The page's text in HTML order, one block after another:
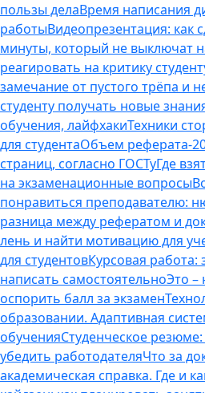
пользы делаВремя написания
работыВидеопрезентация: как
минуты, который не выключат
реагировать на критику
замечание от пустого трёпа и
студенту получать новые
обучения, лайфхакиТехники
для студентаОбъем реферата-
страниц, согласно ГОСТуГде
на экзаменационные вопросы
понравиться преподавателю:
разница между рефератом и
лень и найти мотивацию для
для студентовКурсовая работа:
написать самостоятельноЭто –
оспорить балл за экзамен
образовании. Адаптивная
обученияСтуденческое
убедить работодателяЧто за
академическая справка. Где и